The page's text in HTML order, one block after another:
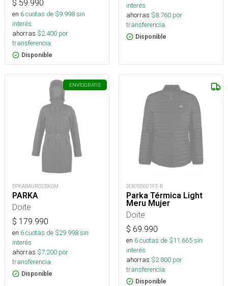
$ 59.990
en 6cuotas de $9.998sin
interés
ahorras $2.400 por
transferencia.
Disponible
interés
ahorras $8.760 por
transferencia.
Disponible
ENVÍOGRATIS
DPKABAURO2BK0M
PARKA
Doite
$ 179.990
en 6cuotas de $29.998sin
interés
ahorras $7.200 por
transferencia.
Disponible
DOI050601FE-R
Parka Térmica Light
Meru Mujer
Doite
$ 69.990
en 6cuotas de $11.665sin
interés
ahorras $2.800 por
transferencia.
Disponible